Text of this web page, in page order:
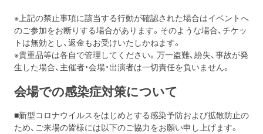
※上記の禁止事項に該当する行動が確認された場合はイベントへ
のご参加をお断りする場合があります。そのような場合、チケッ
トは無効とし、返金もお受けいたしかねます。
※貴重品等は各自で管理してください。万一盗難、紛失、事故が発
生した場合、主催者・会場・出演者は一切責任を負いません。
会場での感染症対策について
■新型コロナウイルスをはじめとする感染予防および拡散防止の
ため、ご来場の皆様には以下のご協力をお願い申し上げます。